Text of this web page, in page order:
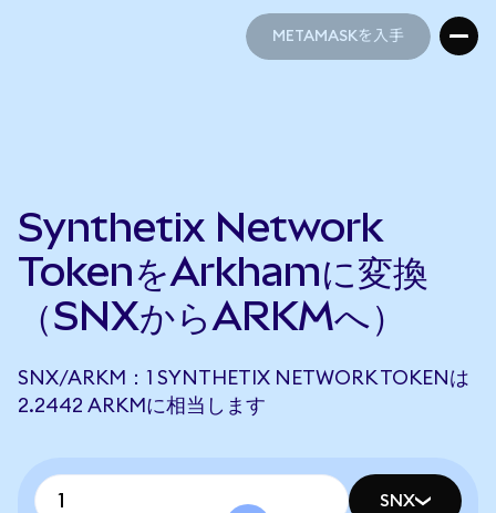
METAMASKを入手
Synthetix Network
TokenをArkhamに変換
（SNXからARKMへ）
SNX/ARKM：1 SYNTHETIX NETWORK TOKENは
2.2442 ARKMに相当します
SNX